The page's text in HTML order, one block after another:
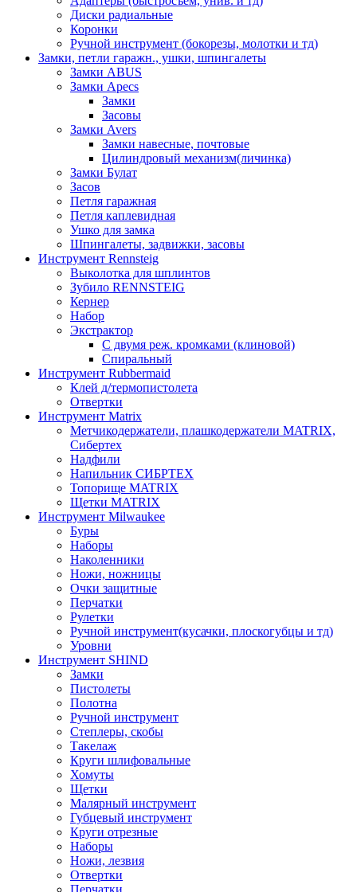
Диски радиальные
Коронки
Ручной инструмент (бокорезы, молотки и тд)
Замки, петли гаражн., ушки, шпингалеты
Замки ABUS
Замки Apecs
Замки
Засовы
Замки Avers
Замки навесные, почтовые
Цилиндровый механизм(личинка)
Замки Булат
Засов
Петля гаражная
Петля каплевидная
Ушко для замка
Шпингалеты, задвижки, засовы
Инструмент Rennsteig
Выколотка для шплинтов
Зубило RENNSTEIG
Кернер
Набор
Экстрактор
С двумя реж. кромками (клиновой)
Спиральный
Инструмент Rubbermaid
Клей д/термопистолета
Отвертки
Инструмент Matrix
Метчикодержатели, плашкодержатели MATRIX,
Сибертех
Надфили
Напильник СИБРТЕХ
Топорище MATRIX
Щетки MATRIX
Инструмент Milwaukee
Буры
Наборы
Наколенники
Ножи, ножницы
Очки защитные
Перчатки
Рулетки
Ручной инструмент(кусачки, плоскогубцы и тд)
Уровни
Инструмент SHIND
Замки
Пистолеты
Полотна
Ручной инструмент
Степлеры, скобы
Такелаж
Круги шлифовальные
Хомуты
Щетки
Малярный инструмент
Губцевый инструмент
Круги отрезные
Наборы
Ножи, лезвия
Отвертки
Перчатки